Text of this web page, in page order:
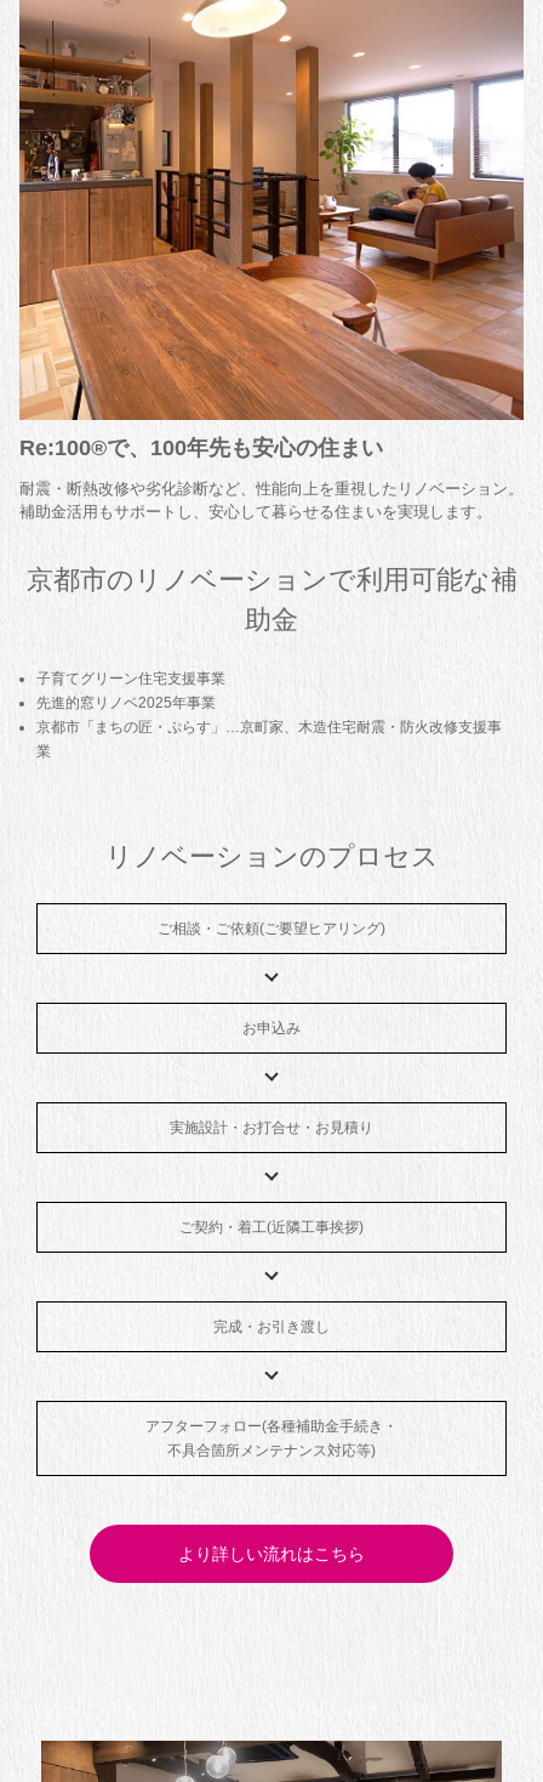
Re:100®で、100年先も安心の住まい
耐震・断熱改修や劣化診断など、性能向上を重視したリノベーション。
補助金活用もサポートし、安心して暮らせる住まいを実現します。
京都市のリノベーションで利用可能な補
助金
子育てグリーン住宅支援事業
先進的窓リノベ2025年事業
京都市「まちの匠・ぷらす」…京町家、木造住宅耐震・防火改修支援事
業
リノベーションのプロセス
ご相談・ご依頼(ご要望ヒアリング)
お申込み
実施設計・お打合せ・お見積り
ご契約・着工(近隣工事挨拶)
完成・お引き渡し
アフターフォロー(各種補助金手続き・
不具合箇所メンテナンス対応等)
より詳しい流れはこちら